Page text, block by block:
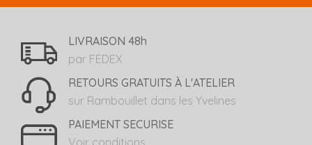
LIVRAISON 48h
par FEDEX
RETOURS GRATUITS À L'ATELIER
sur Rambouillet dans les Yvelines
PAIEMENT SECURISE
Voir conditions